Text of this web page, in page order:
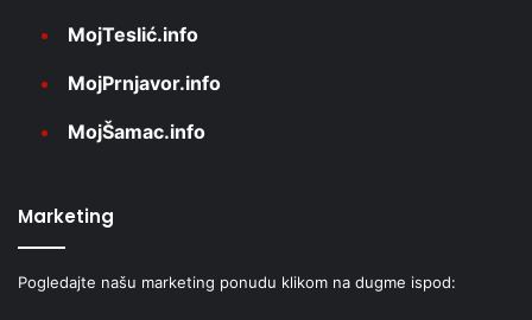
MojTeslić.info
MojPrnjavor.info
MojŠamac.info
Marketing
Pogledajte našu marketing ponudu klikom na dugme ispod: